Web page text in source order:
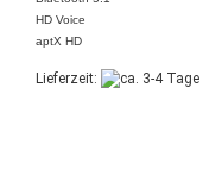
HD Voice
aptX HD
Lieferzeit: